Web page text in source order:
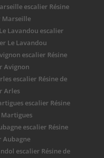
escalier Résine
Marseille
Lavandou escalier
Le Lavandou
escalier Résine
Avignon
escalier Résine de
Arles
escalier Résine
escalier Résine
Aubagne
escalier Résine de